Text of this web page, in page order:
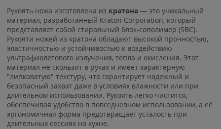
Рукоять ножа изготовлена из кратона — это уникальный
материал, разработанный Kraton Corporation, который
представляет собой стирольный блок-сополимер (SBC).
Рукояти ножей из кратона обладают высокой прочностью,
эластичностью и устойчивостью к воздействию
ультрафиолетового излучения, тепла и окисления. Этот
материал не скользит в руках и имеет характерную
"липковатую" текстуру, что гарантирует надежный и
безопасный захват даже в условиях влажности или при
длительном использовании. Рукоять легко чистится,
обеспечивая удобство в повседневном использовании, а её
эргономичная форма предотвращает усталость при
длительных сессиях на кухне.